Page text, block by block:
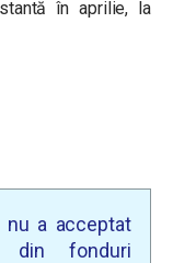
în aprilie, la
nu a acceptat
din fonduri